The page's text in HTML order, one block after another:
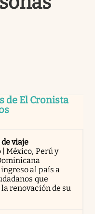
de El Cronista
viaje
México, Perú y
al país a
que
renovación de su